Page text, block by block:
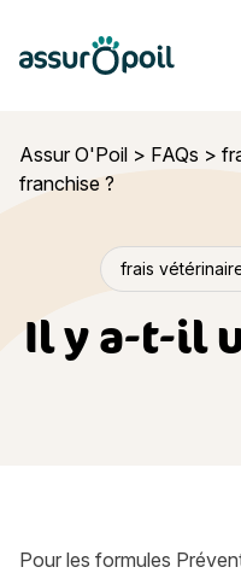
Assur O'Poil
Assur O'Poil > FAQs >
franchise ?
frais
Il y a-t-il
Il y a-t-il une franchise ?
Pour les formules